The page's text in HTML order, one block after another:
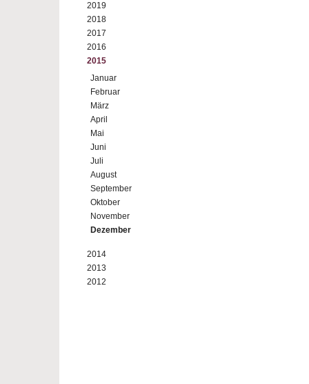
2019
2018
2017
2016
2015
Januar
Februar
März
April
Mai
Juni
Juli
August
September
Oktober
November
Dezember
2014
2013
2012